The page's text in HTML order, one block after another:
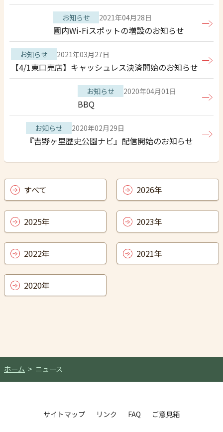
ホーム ニュース
お知らせ 2021年04月28日
園内Wi-Fiスポットの増設のお知らせ
お知らせ 2021年03月27日
【4/1東口売店】キャッシュレス決済開始のお知らせ
お知らせ 2020年04月01日
BBQ
お知らせ 2020年02月29日
『吉野ヶ里歴史公園ナビ』配信開始のお知らせ
すべて 2026年
2025年 2023年
2022年 2021年
2020年
サイトマップ リンク FAQ ご意見箱